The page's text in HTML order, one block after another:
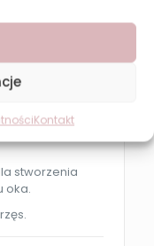
Kontakt
trwałość
pędzla lub
naturalnego
stworzenia
oka.